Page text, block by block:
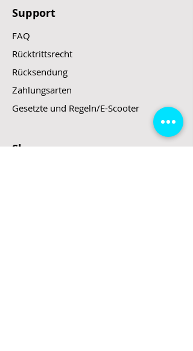
Support
FAQ
Rücktrittsrecht
Rücksendung
Zahlungsarten
Gesetzte und Regeln/E-Scooter
Shop